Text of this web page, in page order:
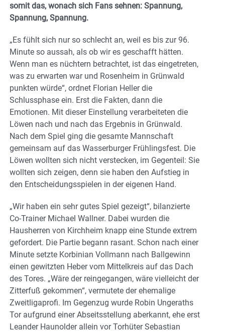
somit das, wonach sich Fans sehnen: Spannung,
Spannung, Spannung.
„Es fühlt sich nur so schlecht an, weil es bis zur 96.
Minute so aussah, als ob wir es geschafft hätten.
Wenn man es nüchtern betrachtet, ist das eingetreten,
was zu erwarten war und Rosenheim in Grünwald
punkten würde“, ordnet Florian Heller die
Schlussphase ein. Erst die Fakten, dann die
Emotionen. Mit dieser Einstellung verarbeiteten die
Löwen nach und nach das Ergebnis in Grünwald.
Nach dem Spiel ging die gesamte Mannschaft
gemeinsam auf das Wasserburger Frühlingsfest. Die
Löwen wollten sich nicht verstecken, im Gegenteil: Sie
wollten sich zeigen, denn sie haben den Aufstieg in
den Entscheidungsspielen in der eigenen Hand.
„Wir haben ein sehr gutes Spiel gezeigt“, bilanzierte
Co-Trainer Michael Wallner. Dabei wurden die
Hausherren von Kirchheim knapp eine Stunde extrem
gefordert. Die Partie begann rasant. Schon nach einer
Minute setzte Korbinian Vollmann nach Ballgewinn
einen gewitzten Heber vom Mittelkreis auf das Dach
des Tores. „Wäre der reingegangen, wäre vielleicht der
Zitterfuß gekommen“, vermutete der ehemalige
Zweitligaprofi. Im Gegenzug wurde Robin Ungeraths
Tor aufgrund einer Abseitsstellung aberkannt, ehe erst
Leander Haunolder allein vor Torhüter Sebastian